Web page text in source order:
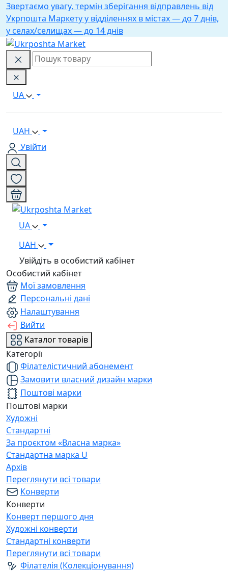
Звертаємо увагу, термін зберігання відправлень від
Укрпошта Маркету у відділеннях в містах — до 7 днів,
у селах/селищах — до 14 днів
UA
UAH
Увійти
UA
UAH
Увійдіть в особистий кабінет
Особистий кабінет
Мої замовлення
Персональні дані
Налаштування
Вийти
Каталог товарів
Категорії
Філателістичний абонемент
Замовити власний дизайн марки
Поштові марки
Поштові марки
Художні
Стандартні
За проєктом «Власна марка»
Стандартна марка U
Архів
Переглянути всі товари
Конверти
Конверти
Конверт першого дня
Художні конверти
Стандартні конверти
Переглянути всі товари
Філателія (Колекціонування)